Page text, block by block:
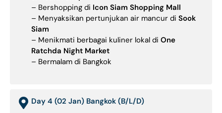
– Bershopping di Icon Siam Shopping Mall
– Menyaksikan pertunjukan air mancur di Sook
Siam
– Menikmati berbagai kuliner lokal di One
Ratchda Night Market
– Bermalam di Bangkok
Day 4 (02 Jan) Bangkok (B/L/D)